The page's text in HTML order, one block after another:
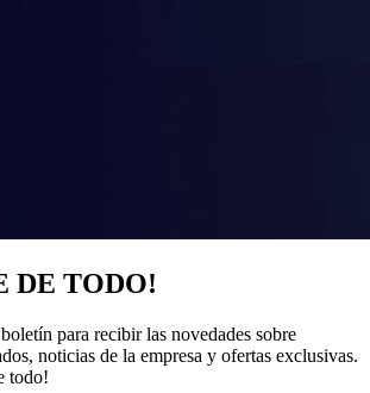
DE TODO!
para recibir las novedades sobre
noticias de la empresa y ofertas exclusivas.
todo!